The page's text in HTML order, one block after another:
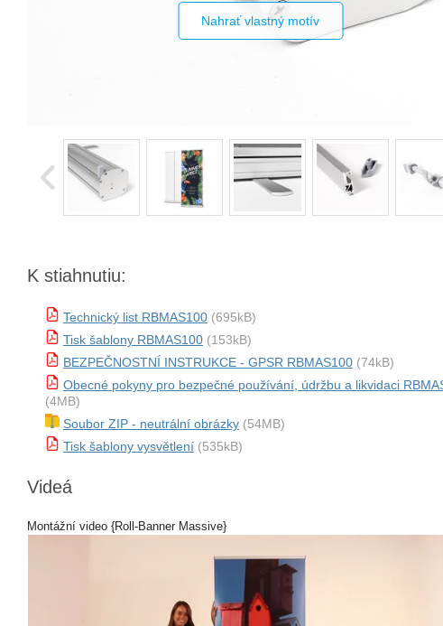
Nahrať vlastný motív
K stiahnutiu:
Technický list RBMAS100 (695kB)
Tisk šablony RBMAS100 (153kB)
BEZPEČNOSTNÍ INSTRUKCE - GPSR RBMAS100 (74kB)
Obecné pokyny pro bezpečné používání, údržbu a likvidaci
(4MB)
Soubor ZIP - neutrální obrázky (54MB)
Tisk šablony vysvětlení (535kB)
Videá
Montážní video {Roll-Banner Massive}